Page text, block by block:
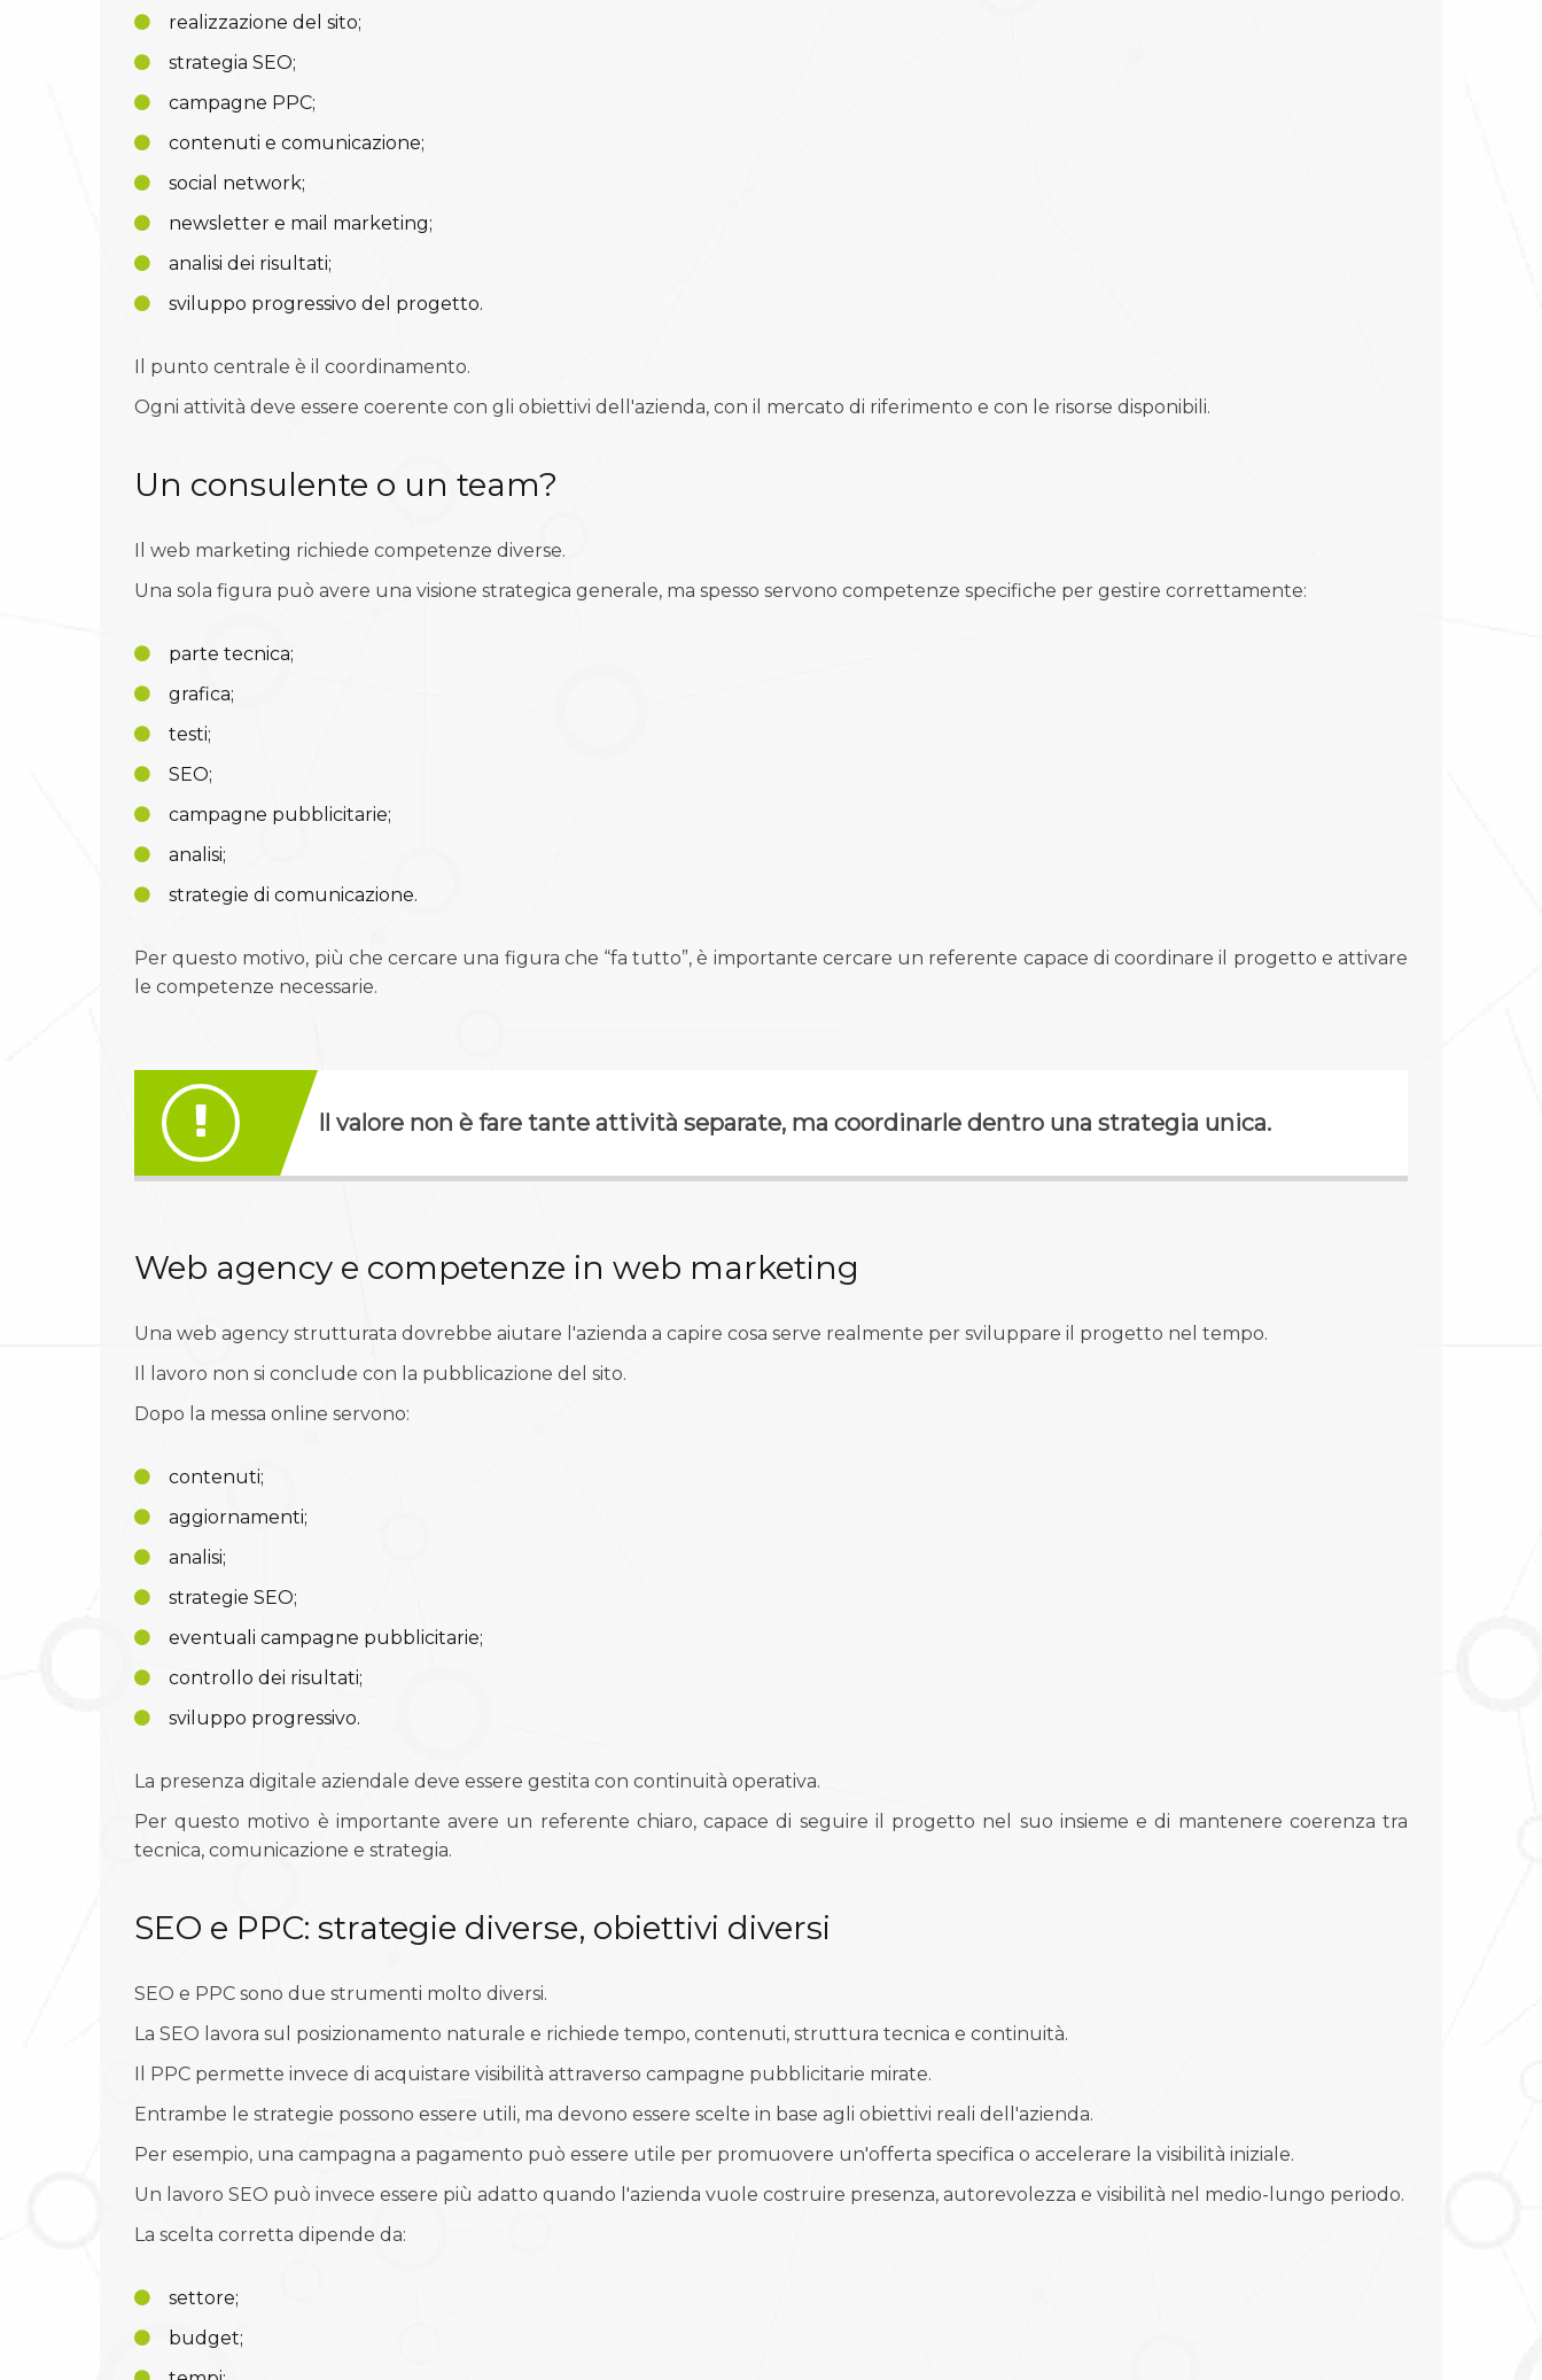
realizzazione del sito;
strategia SEO;
campagne PPC;
contenuti e comunicazione;
social network;
newsletter e mail marketing;
analisi dei risultati;
sviluppo progressivo del progetto.
Il punto centrale è il coordinamento.
Ogni attività deve essere coerente con gli obiettivi dell'azienda, con il mercato di riferimento e con le risorse disponibili.
Un consulente o un team?
Il web marketing richiede competenze diverse.
Una sola figura può avere una visione strategica generale, ma spesso servono competenze specifiche per gestire correttamente:
parte tecnica;
grafica;
testi;
SEO;
campagne pubblicitarie;
analisi;
strategie di comunicazione.
Per questo motivo, più che cercare una figura che “fa tutto”, è importante cercare un referente capace di coordinare il progetto e attivare
le competenze necessarie.
Il valore non è fare tante attività separate, ma coordinarle dentro una strategia unica.
Web agency e competenze in web marketing
Una web agency strutturata dovrebbe aiutare l'azienda a capire cosa serve realmente per sviluppare il progetto nel tempo.
Il lavoro non si conclude con la pubblicazione del sito.
Dopo la messa online servono:
contenuti;
aggiornamenti;
analisi;
strategie SEO;
eventuali campagne pubblicitarie;
controllo dei risultati;
sviluppo progressivo.
La presenza digitale aziendale deve essere gestita con continuità operativa.
Per questo motivo è importante avere un referente chiaro, capace di seguire il progetto nel suo insieme e di mantenere coerenza tra
tecnica, comunicazione e strategia.
SEO e PPC: strategie diverse, obiettivi diversi
SEO e PPC sono due strumenti molto diversi.
La SEO lavora sul posizionamento naturale e richiede tempo, contenuti, struttura tecnica e continuità.
Il PPC permette invece di acquistare visibilità attraverso campagne pubblicitarie mirate.
Entrambe le strategie possono essere utili, ma devono essere scelte in base agli obiettivi reali dell'azienda.
Per esempio, una campagna a pagamento può essere utile per promuovere un'offerta specifica o accelerare la visibilità iniziale.
Un lavoro SEO può invece essere più adatto quando l'azienda vuole costruire presenza, autorevolezza e visibilità nel medio-lungo periodo.
La scelta corretta dipende da:
settore;
budget;